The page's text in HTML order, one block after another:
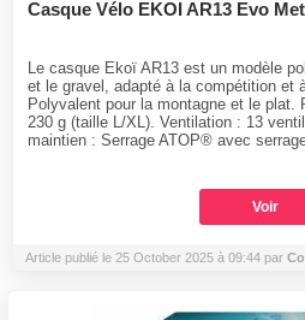
Casque Vélo EKOI AR13 Evo
Le casque Ekoï AR13 est un modèle
et le gravel, adapté à la compétition et
Polyvalent pour la montagne et le
230 g (taille L/XL). Ventilation : 13
maintien : Serrage ATOP® avec
Voir
Article publié le 25 October 2025 à 09:44 par